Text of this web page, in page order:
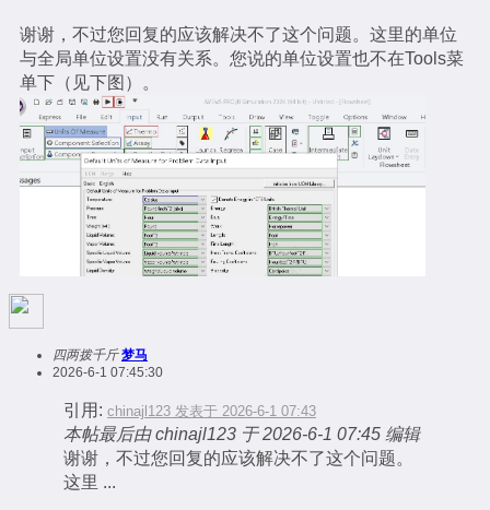
谢谢，不过您回复的应该解决不了这个问题。这里的单位
与全局单位设置没有关系。您说的单位设置也不在Tools菜
单下（见下图）。
四两拨千斤 梦马
2026-6-1 07:45:30
引用: chinajl123 发表于 2026-6-1 07:43
本帖最后由 chinajl123 于 2026-6-1 07:45 编辑
谢谢，不过您回复的应该解决不了这个问题。
这里 ...